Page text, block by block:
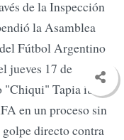
de la Inspección
la Asamblea
Fútbol Argentino
jueves 17 de
"Chiqui" Tapia iba a
en un proceso sin
directo contra